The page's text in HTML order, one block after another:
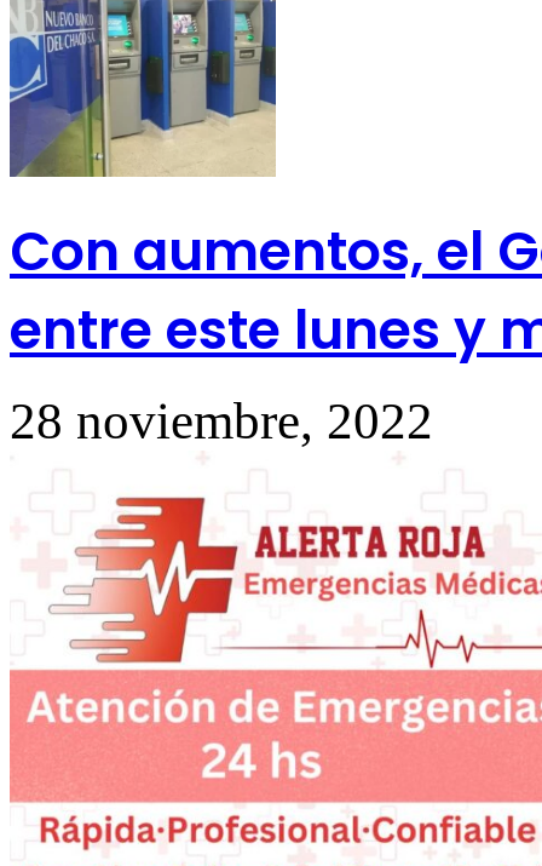
Con aumentos, el
entre este lunes y
28 noviembre, 2022